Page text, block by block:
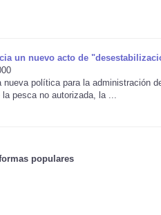
un nuevo acto de
política para la administración
pesca no autorizada, la ...
populares